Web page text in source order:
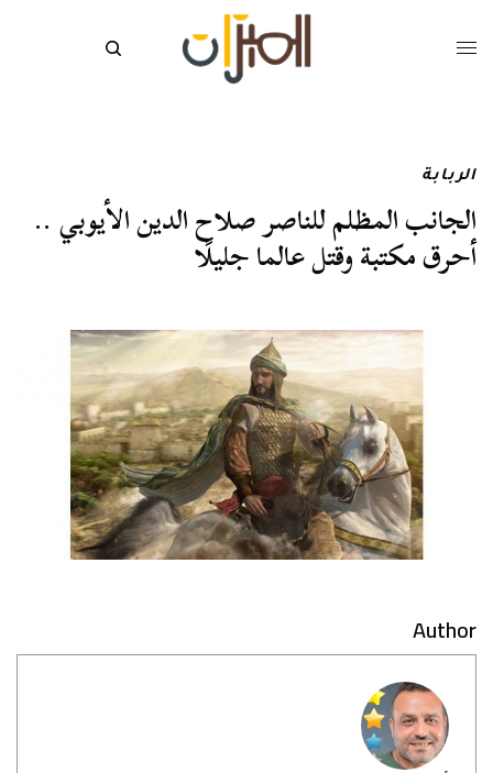
الربابة
الجانب المظلم للناصر صلاح الدين الأيوبي ..
أحرق مكتبة وقتل عالما جليلًا
Author